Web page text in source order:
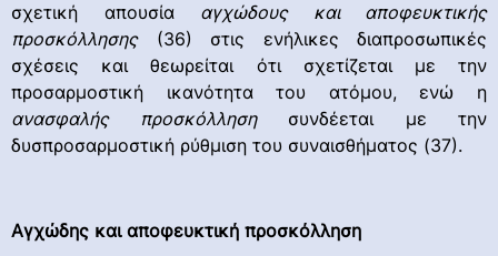
σχετική απουσία αγχώδους και αποφευκτικής
προσκόλλησης(36) στις ενήλικες διαπροσωπικές
σχέσεις και θεωρείται ότι σχετίζεται με την
προσαρμοστική ικανότητα του ατόμου, ενώ η
ανασφαλής προσκόλλησησυνδέεται με την
δυσπροσαρμοστική ρύθμιση του συναισθήματος (37).
Αγχώδης και αποφευκτική προσκόλληση